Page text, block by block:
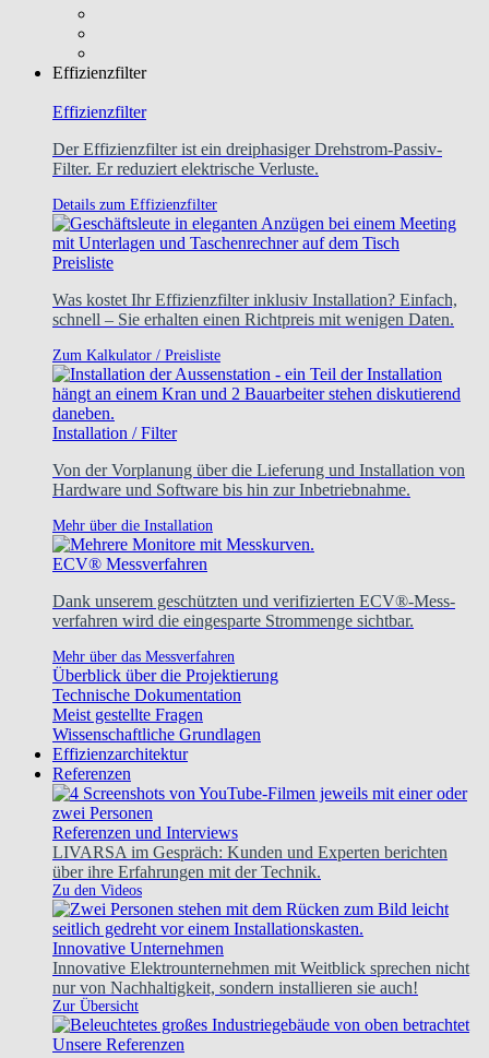
Effizienzfilter
Effizienzfilter
Der Effizienzfilter ist ein dreiphasiger Drehstrom-Passiv-
Filter. Er reduziert elektrische Verluste.
Details zum Effizienzfilter
Preisliste
Was kostet Ihr Effizienzfilter inklusiv Installation? Einfach,
schnell – Sie erhalten einen Richtpreis mit wenigen Daten.
Zum Kalkulator / Preisliste
Installation / Filter
Von der Vorplanung über die Lieferung und Installation von
Hardware und Software bis hin zur Inbetriebnahme.
Mehr über die Installation
ECV® Messverfahren
Dank unserem geschützten und verifizierten ECV®-Mess-
verfahren wird die eingesparte Strommenge sichtbar.
Mehr über das Messverfahren
Überblick über die Projektierung
Technische Dokumentation
Meist gestellte Fragen
Wissenschaftliche Grundlagen
Effizienzarchitektur
Referenzen
Referenzen und Interviews
LIVARSA im Gespräch: Kunden und Experten berichten
über ihre Erfahrungen mit der Technik.
Zu den Videos
Innovative Unternehmen
Innovative Elektrounternehmen mit Weitblick sprechen nicht
nur von Nachhaltigkeit, sondern installieren sie auch!
Zur Übersicht
Unsere Referenzen